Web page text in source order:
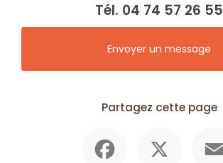
Tél. 04 74 57 26 55
Envoyer un message
Partagez cette page